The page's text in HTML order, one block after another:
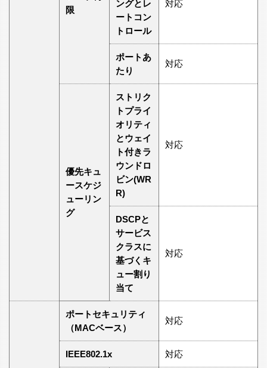
限
ングとレ
ートコン
トロール
対応
ポートあ
たり
対応
優先キュ
ースケジ
ューリン
グ
ストリク
トプライ
オリティ
とウェイ
ト付きラ
ウンドロ
ビン(WR
R)
対応
DSCPと
サービス
クラスに
基づくキ
ュー割り
当て
対応
ポートセキュリティ
（MACベース）
対応
IEEE802.1x 対応